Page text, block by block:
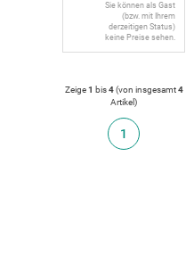
Sie können als Gast
(bzw. mit Ihrem
derzeitigen Status)
keine Preise sehen.
Zeige1 bis4(von insgesamt4
Artikel)
1